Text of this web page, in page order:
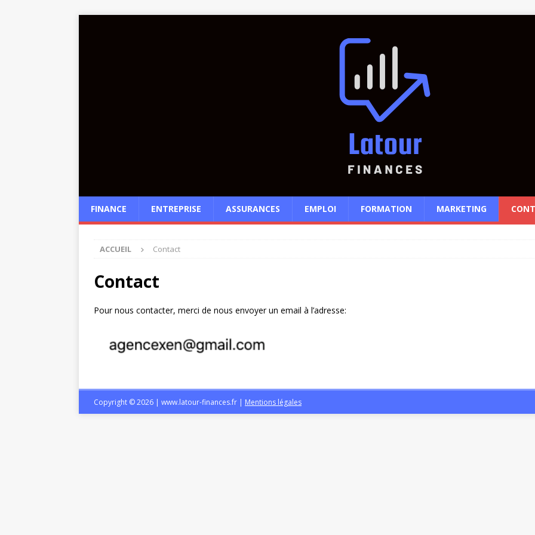
FINANCE ENTREPRISE ASSURANCES EMPLOI FORMATION MARKETING
ACCUEIL Contact
Contact
Pour nous contacter, merci de nous envoyer un email à l’adresse:
Copyright © 2026 | www.latour-finances.fr | Mentions légales